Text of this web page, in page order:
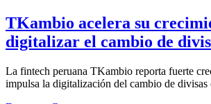
TKambio acelera su
digitalizar el cambio de
La fintech peruana TKambio reporta fuerte
impulsa la digitalización del cambio de divisas